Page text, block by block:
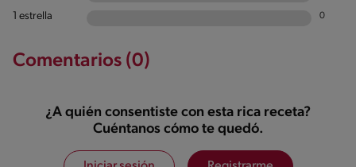
1 estrella 0
Comentarios (0)
¿A quién consentiste con esta rica receta?
Cuéntanos cómo te quedó.